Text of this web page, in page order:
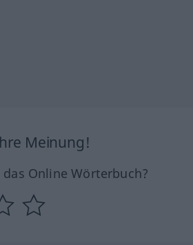
Meinung!
Online Wörterbuch?